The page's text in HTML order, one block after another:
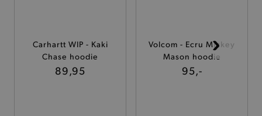
Carhartt WIP - Kaki
Chase hoodie
89,95
Volcom - Ecru Mickey
Mason hoodie
95,-
TARGETING
FUNCTIONALITEIT